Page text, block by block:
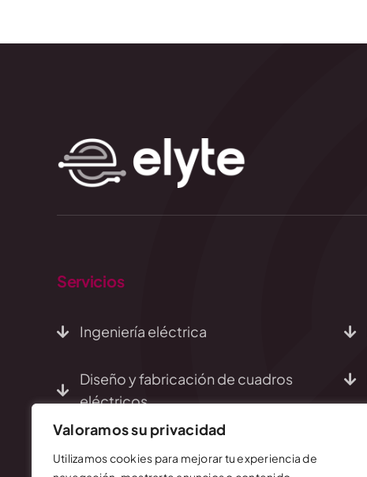
Valoramos su privacidad
Utilizamos cookies para mejorar tu experiencia de
Servicios
Ingeniería eléctrica
Diseño y fabricación de cuadros
eléctricos